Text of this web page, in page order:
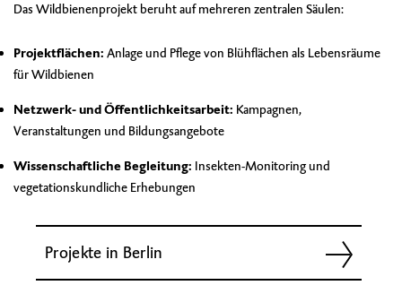
Das Wildbienenprojekt beruht auf mehreren zentralen Säulen:
Projektflächen: Anlage und Pflege von Blühflächen als Lebensräume
für Wildbienen
Netzwerk- und Öffentlichkeitsarbeit: Kampagnen,
Veranstaltungen und Bildungsangebote
Wissenschaftliche Begleitung: Insekten-Monitoring und
vegetationskundliche Erhebungen
Projekte in Berlin